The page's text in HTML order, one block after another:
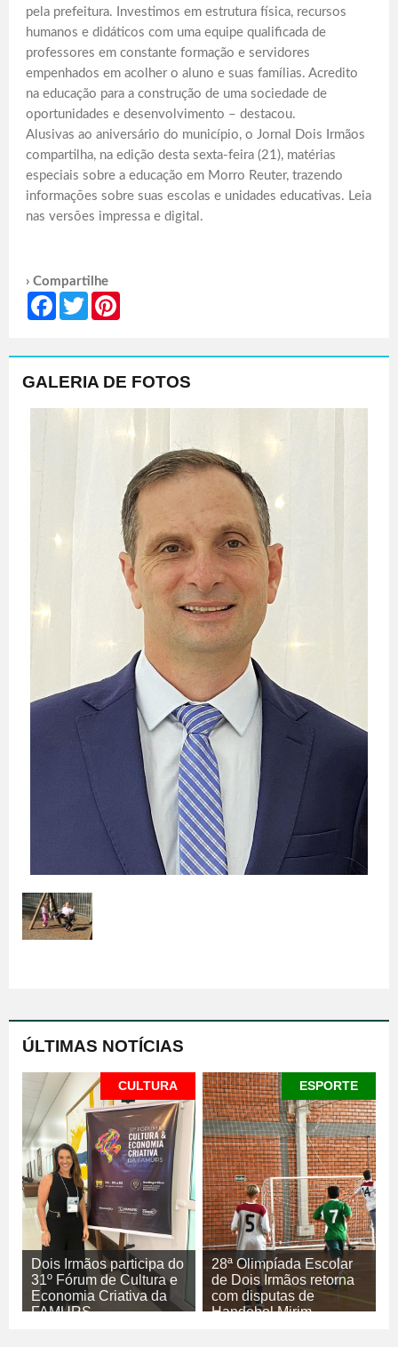
pela prefeitura. Investimos em estrutura física, recursos
humanos e didáticos com uma equipe qualificada de
professores em constante formação e servidores
empenhados em acolher o aluno e suas famílias. Acredito
na educação para a construção de uma sociedade de
oportunidades e desenvolvimento – destacou.
Alusivas ao aniversário do município, o Jornal Dois Irmãos
compartilha, na edição desta sexta-feira (21), matérias
especiais sobre a educação em Morro Reuter, trazendo
informações sobre suas escolas e unidades educativas. Leia
nas versões impressa e digital.
› Compartilhe
Facebook
Twitter
GALERIA DE FOTOS
ÚLTIMAS NOTÍCIAS
CULTURA
Dois Irmãos participa do
31º Fórum de Cultura e
Economia Criativa da
FAMURS
ESPORTE
28ª Olimpíada Escolar
de Dois Irmãos retorna
com disputas de
Handebol Mirim